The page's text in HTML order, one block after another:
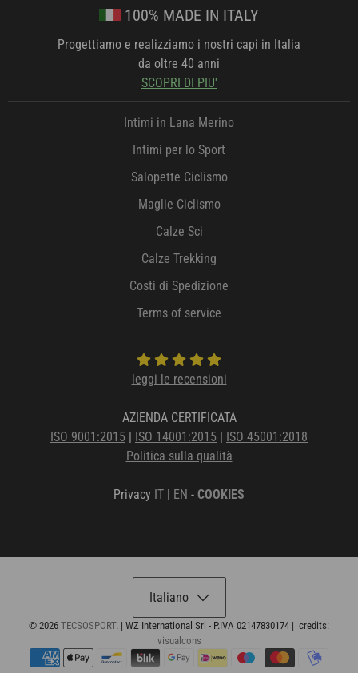
100% MADE IN ITALY
Progettiamo e realizziamo i nostri capi in Italia
da oltre 40 anni
SCOPRI DI PIU'
Intimi in Lana Merino
Intimi per lo Sport
Salopette Ciclismo
Maglie Ciclismo
Calze Sci
Calze Trekking
Costi di Spedizione
Terms of service
leggi le recensioni
AZIENDA CERTIFICATA
ISO 9001:2015 | ISO 14001:2015 | ISO 45001:2018
Politica sulla qualità
Privacy IT | EN - COOKIES
Italiano
© 2026 TECSOSPORT. | WZ International Srl - P.IVA 02147830174 | credits:
visualcons